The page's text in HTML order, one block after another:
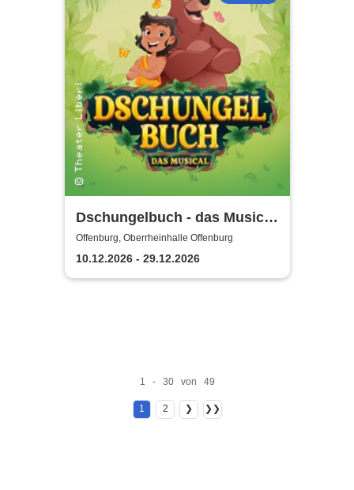
Dschungelbuch - das Musical
| Theater Liberi
Offenburg, Oberrheinhalle Offenburg
10.12.2026 - 29.12.2026
1 - 30 von 49
1 2 ❯ ❯❯